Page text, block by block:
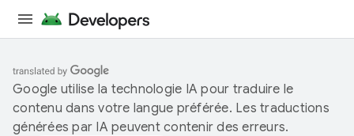
Google utilise la technologie IA pour traduire le
contenu dans votre langue préférée. Les traductions
générées par IA peuvent contenir des erreurs.